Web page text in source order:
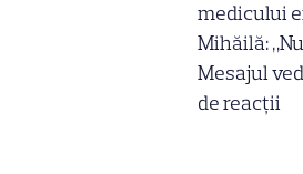
medicului
Mihăilă:
Mesajul
de reacții